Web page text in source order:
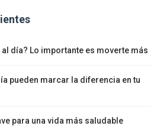
día? Lo importante es moverte más
pueden marcar la diferencia en tu
para una vida más saludable